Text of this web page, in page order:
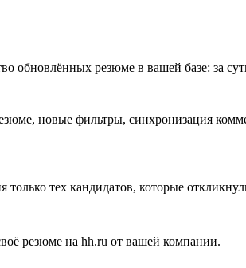
обновлённых резюме в вашей базе: за
тех кандидатов, которые
резюме на hh.ru от вашей компании.